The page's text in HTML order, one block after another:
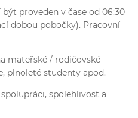
být proveden v čase od 06:30
dobou pobočky). Pracovní
mateřské / rodičovské
plnoleté studenty apod.
spolehlivost a